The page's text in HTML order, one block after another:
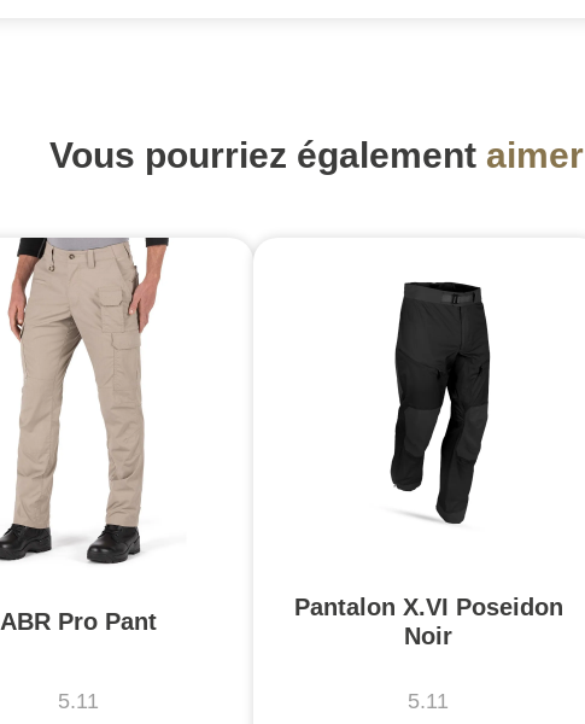
Vous pourriez également aimer
ABR Pro Pant
5.11
Pantalon X.VI Poseidon
Noir
5.11